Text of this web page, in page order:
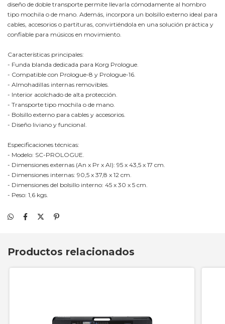
diseño de doble transporte permite llevarla cómodamente al hombro
tipo mochila o de mano. Además, incorpora un bolsillo externo ideal para
cables, accesorios o partituras, convirtiéndola en una solución práctica y
confiable para músicos en movimiento.
Características principales:
- Funda blanda dedicada para Korg Prologue.
- Compatible con Prologue-8 y Prologue-16.
- Almohadillas internas removibles.
- Interior acolchado de alta protección.
- Transporte tipo mochila o de mano.
- Bolsillo externo para cables y accesorios.
- Diseño liviano y funcional.
Especificaciones técnicas:
- Modelo: SC-PROLOGUE.
- Dimensiones externas (An x Pr x Al): 95 x 43,5 x 17 cm.
- Dimensiones internas: 90,5 x 37,8 x 12 cm.
- Dimensiones del bolsillo interno: 45 x 30 x 5 cm.
- Peso: 1,6 kgs.
Productos relacionados